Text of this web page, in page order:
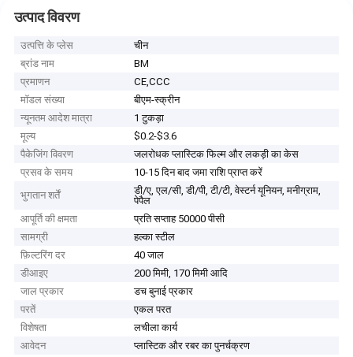
उत्पाद विवरण
उत्पत्ति के प्लेस
चीन
ब्रांड नाम
BM
प्रमाणन
CE,CCC
मॉडल संख्या
बीएम-स्क्रीन
न्यूनतम आदेश मात्रा
1 टुकड़ा
मूल्य
$0.2-$3.6
पैकेजिंग विवरण
जलरोधक प्लास्टिक फिल्म और लकड़ी का केस
प्रसव के समय
10-15 दिन बाद जमा राशि प्राप्त करें
भुगतान शर्तें
डी/ए, एल/सी, डी/पी, टी/टी, वेस्टर्न यूनियन, मनीग्राम,
पेपैल
आपूर्ति की क्षमता
प्रति सप्ताह 50000 पीसी
सामग्री
हल्का स्टील
फ़िल्टरिंग दर
40 जाल
डीआइए
200 मिमी, 170 मिमी आदि
जाल प्रकार
डच बुनाई प्रकार
परतें
एकल परत
विशेषता
लचीला कार्य
आवेदन
प्लास्टिक और रबर का पुनर्चक्रण